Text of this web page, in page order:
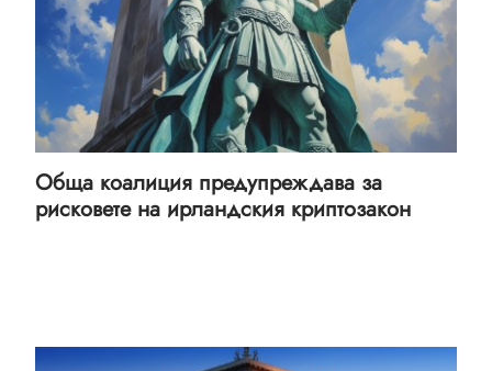
Обща коалиция предупреждава за
рисковете на ирландския криптозакон